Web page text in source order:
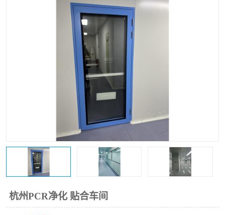
杭州PCR净化 贴合车间
实验室净化
GMP车间净化
生命工程
光电车间
恒温恒湿净化空调
洁净棚